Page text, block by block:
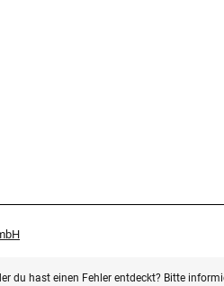
du hast einen Fehler entdeckt? Bitte